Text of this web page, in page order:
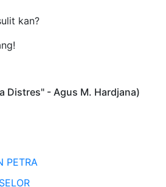
kan?
Distres" - Agus M. Hardjana)
PETRA